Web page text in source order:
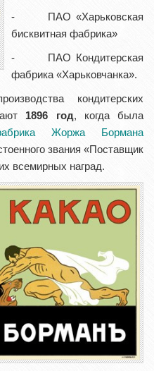
- ПАО «Харьковская
бисквитная фабрика»
- ПАО Кондитерская
фабрика «Харьковчанка».
кондитерских
1896 год, когда была
Жоржа Бормана
звания «Поставщик
всемирных наград.